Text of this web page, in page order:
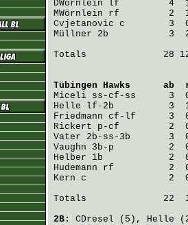
DWörnlein
MWörnlein
Cvjetanovic
Müllner 2b           3
Totals              28
Tübingen Hawks
ab
Miceli
Helle
Friedmann
Rickert
Vater
Vaughn
Helber
Hudemann
Kern c               2  0
Totals              22
2B: CDresel (5), Helle